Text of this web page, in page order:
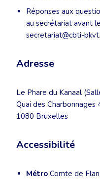
Réponses aux
au secrétariat avant
secretariat@cbti-
Adresse
Le Phare du Kanaal
Quai des Charbonnages
1080 Bruxelles
Accessibilité
Métro Comte de